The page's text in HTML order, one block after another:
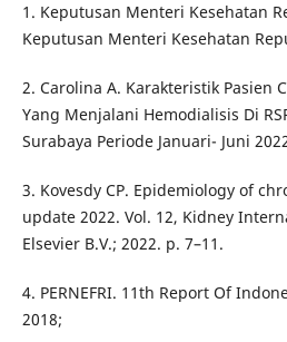
1. Keputusan Menteri Kesehatan
Keputusan Menteri Kesehatan
2. Carolina A. Karakteristik Pasien
Yang Menjalani Hemodialisis Di
Surabaya Periode Januari- Juni
3. Kovesdy CP. Epidemiology of
update 2022. Vol. 12, Kidney
Elsevier B.V.; 2022. p. 7–11.
4. PERNEFRI. 11th Report Of
2018;